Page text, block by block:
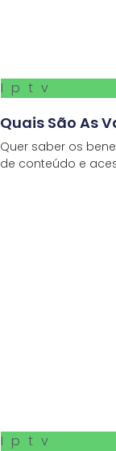
Iptv
Quais São As
Quer saber os
de conteúdo e
Iptv